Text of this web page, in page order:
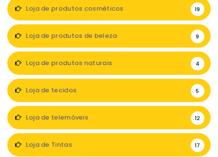
Loja de produtos cosméticos 19
Loja de produtos de beleza 9
Loja de produtos naturais 4
Loja de tecidos 5
Loja de telemóveis 12
Loja de Tintas 17